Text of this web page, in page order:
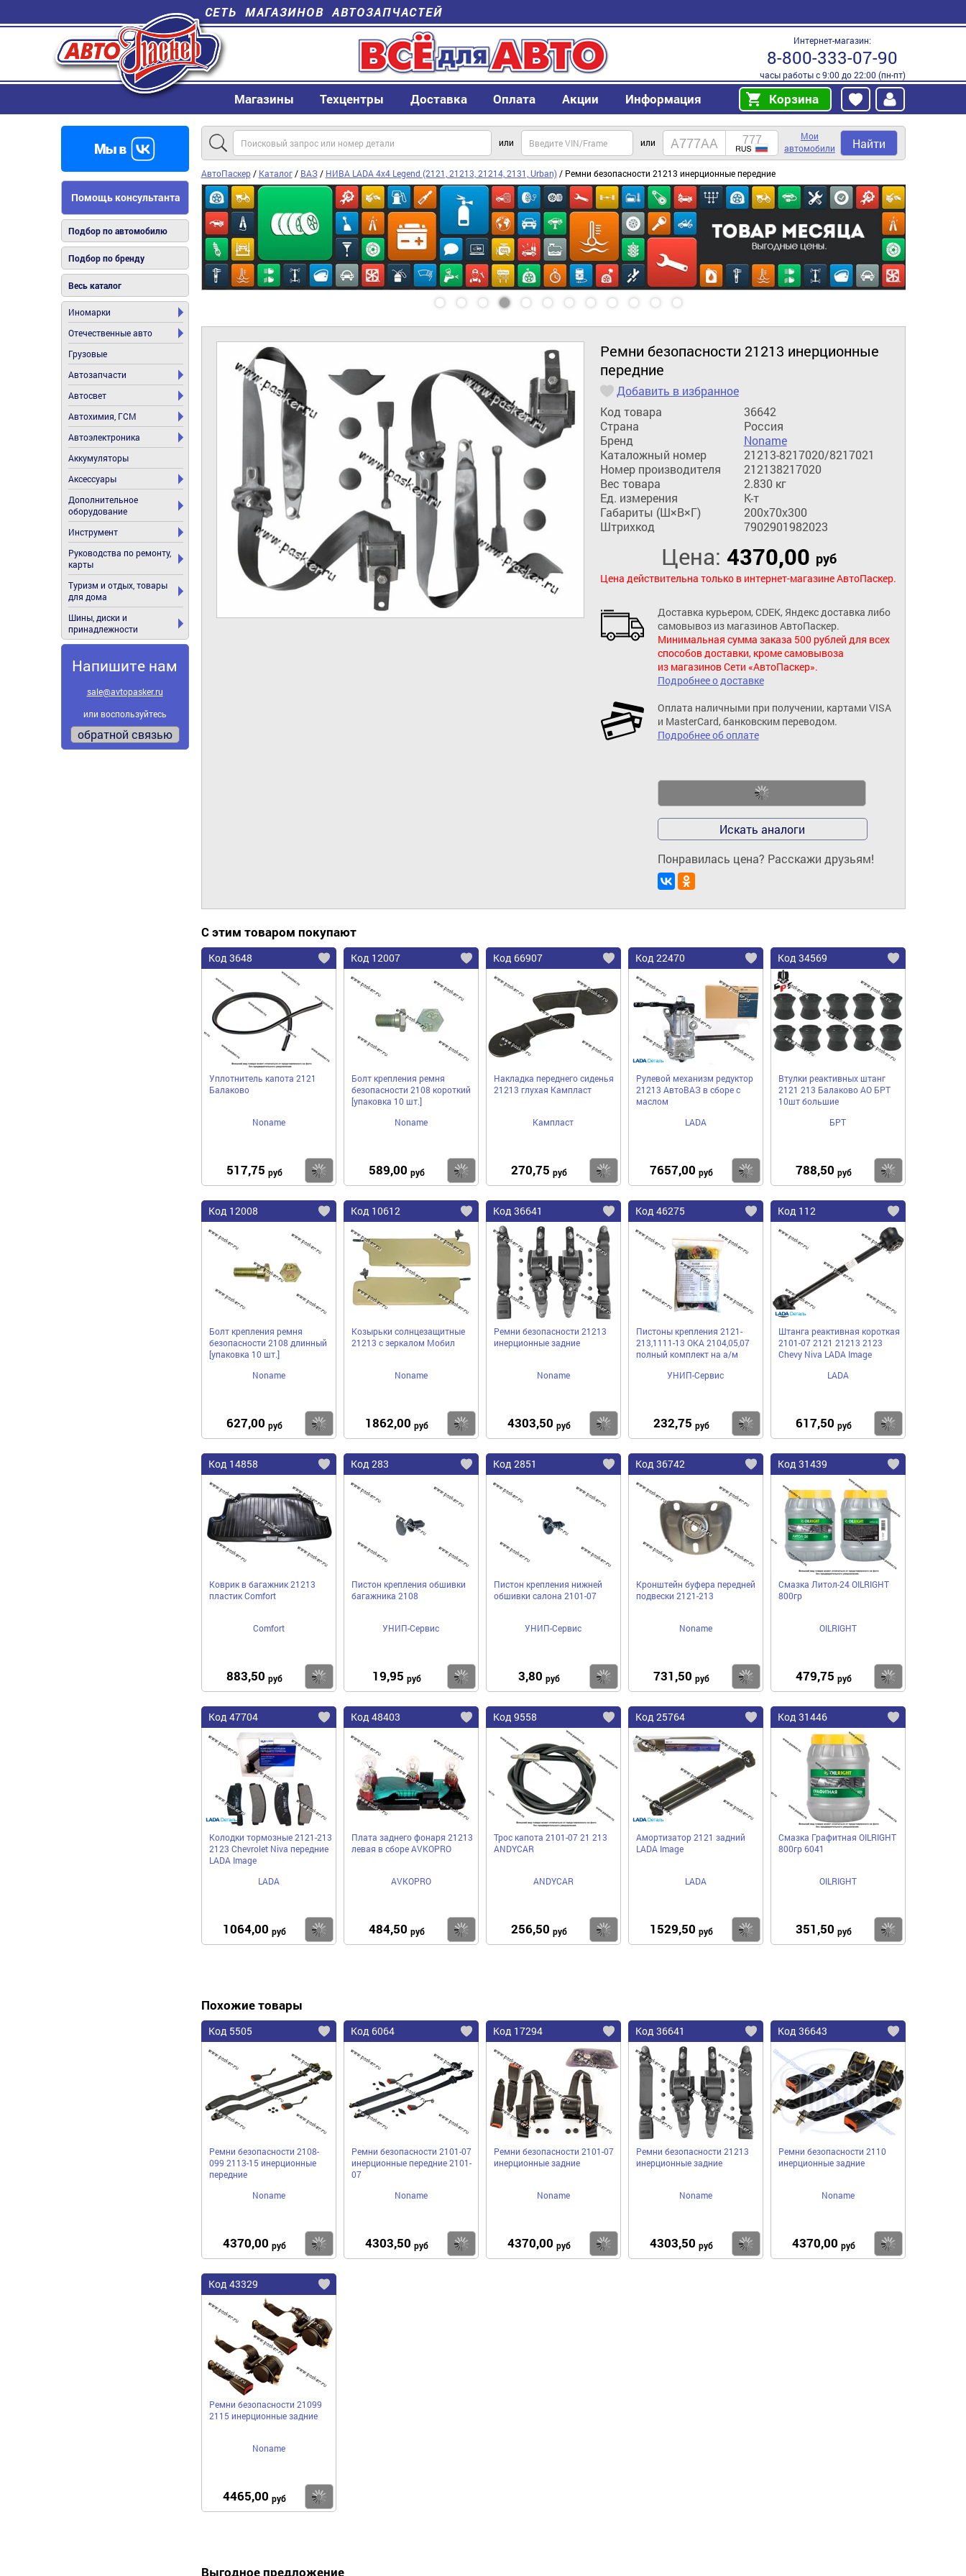
СЕТЬ МАГАЗИНОВ АВТОЗАПЧАСТЕЙ
Интернет-магазин:
8-800-333-07-90
часы работы с 9:00 до 22:00 (пн-пт)
Магазины Техцентры Доставка Оплата Акции Информация Корзина
Помощь консультанта
Подбор по автомобилю
Подбор по бренду
Весь каталог
Иномарки
Отечественные авто
Грузовые
Автозапчасти
Автосвет
Автохимия, ГСМ
Автоэлектроника
Аккумуляторы
Аксессуары
Дополнительное
оборудование
Инструмент
Руководства по ремонту,
карты
Туризм и отдых, товары
для дома
Шины, диски и
принадлежности
Напишите нам
sale@avtopasker.ru
или воспользуйтесь
обратной связью
или или
Мои
автомобили
Найти
АвтоПаскер/ Каталог/ ВАЗ/ НИВА LADA 4x4 Legend (2121, 21213, 21214, 2131, Urban)/ Ремни безопасности 21213 инерционные передние
Ремни безопасности 21213 инерционные
передние
Добавить в избранное
Код товара
36642
Страна
Россия
Бренд
Noname
Каталожный номер
21213-8217020/8217021
Номер производителя
212138217020
Вес товара
2.830 кг
Ед. измерения
К-т
Габариты (Ш×В×Г)
200x70x300
Штрихкод
7902901982023
Цена: 4370,00 руб
Цена действительна только в интернет-магазине АвтоПаскер.
Доставка курьером, CDEK, Яндекс доставка либо
самовывоз из магазинов АвтоПаскер.
Минимальная сумма заказа 500 рублей для всех
способов доставки, кроме самовывоза
из магазинов Сети «АвтоПаскер».
Подробнее о доставке
Оплата наличными при получении, картами VISA
и MasterCard, банковским переводом.
Подробнее об оплате
Искать аналоги
Понравилась цена? Расскажи друзьям!
С этим товаром покупают
Код 3648
Уплотнитель капота 2121
Балаково
Noname
517,75 руб Купить
Код 12007
Болт крепления ремня
безопасности 2108 короткий
[упаковка 10 шт.]
Noname
589,00 руб Купить
Код 66907
Накладка переднего сиденья
21213 глухая Кампласт
Кампласт
270,75 руб Купить
Код 22470
Рулевой механизм редуктор
21213 АвтоВАЗ в сборе с
маслом
LADA
7657,00 руб Купить
Код 34569
Втулки реактивных штанг
2121 213 Балаково АО БРТ
10шт большие
БРТ
788,50 руб
Код 12008
Болт крепления ремня
безопасности 2108 длинный
[упаковка 10 шт.]
Noname
627,00 руб Купить
Код 10612
Козырьки солнцезащитные
21213 с зеркалом Мобил
Noname
1862,00 руб Купить
Код 36641
Ремни безопасности 21213
инерционные задние
Noname
4303,50 руб Купить
Код 46275
Пистоны крепления 2121-
213,1111-13 ОКА 2104,05,07
полный комплект на а/м
УНИП-Сервис
232,75 руб Купить
Код 112
Штанга реактивная короткая
2101-07 2121 21213 2123
Chevy Niva LADA Image
LADA
617,50 руб
Код 14858
Коврик в багажник 21213
пластик Comfort
Comfort
883,50 руб Купить
Код 283
Пистон крепления обшивки
багажника 2108
УНИП-Сервис
19,95 руб Купить
Код 2851
Пистон крепления нижней
обшивки салона 2101-07
УНИП-Сервис
3,80 руб Купить
Код 36742
Кронштейн буфера передней
подвески 2121-213
Noname
731,50 руб Купить
Код 31439
Смазка Литол-24 ОILRIGHT
800гр
OILRIGHT
479,75 руб
Код 47704
Колодки тормозные 2121-213
2123 Chevrolet Niva передние
LADA Image
LADA
1064,00 руб Купить
Код 48403
Плата заднего фонаря 21213
левая в сборе AVKOPRO
AVKOPRO
484,50 руб Купить
Код 9558
Трос капота 2101-07 21 213
ANDYСAR
ANDYCAR
256,50 руб Купить
Код 25764
Амортизатор 2121 задний
LADA Image
LADA
1529,50 руб Купить
Код 31446
Смазка Графитная ОILRIGHT
800гр 6041
OILRIGHT
351,50 руб
Похожие товары
Код 5505
Ремни безопасности 2108-
099 2113-15 инерционные
передние
Noname
4370,00 руб Купить
Код 6064
Ремни безопасности 2101-07
инерционные передние 2101-
07
Noname
4303,50 руб Купить
Код 17294
Ремни безопасности 2101-07
инерционные задние
Noname
4370,00 руб Купить
Код 36641
Ремни безопасности 21213
инерционные задние
Noname
4303,50 руб Купить
Код 36643
Ремни безопасности 2110
инерционные задние
Noname
4370,00 руб
Код 43329
Ремни безопасности 21099
2115 инерционные задние
Noname
4465,00 руб
Выгодное предложение